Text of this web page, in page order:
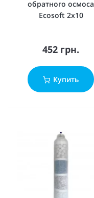
обратного осмоса
Ecosoft 2х10
452 грн.
Купить